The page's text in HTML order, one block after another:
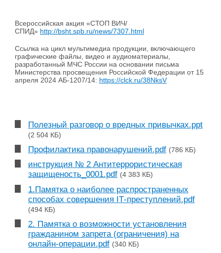
Всероссийская акция «СТОП ВИЧ/
СПИД» http://bsht.spb.ru/news/7307.html
Ссылка на цикл мультимедиа продукции, включающего
графические файлы, видео и аудиоматериалы,
разработанный МЧС России на основании письма
Министерства просвещения Российской Федерации от 15
апреля 2024 АБ-1207/14: https://clck.ru/38NksV
Полезный разговор о вредных привычках.ppt
(2 504 КБ)
Профилактика правонарушений.pdf (786 КБ)
инструкция № 2 Антитеррористическая
защищеность_0001.pdf (4 383 КБ)
1.Памятка о наиболее распространенных
способах совершения IТ-преступлений.pdf
(494 КБ)
2. Памятка о возможности установления
гражданином запрета (ограничения) на
онлайн-операции.pdf (340 КБ)